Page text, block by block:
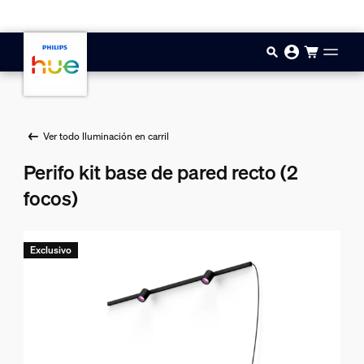
Ver todo Iluminación en carril
Perifo kit base de pared recto (2
focos)
Exclusivo